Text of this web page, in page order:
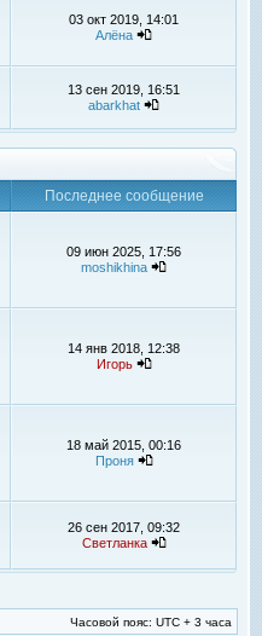
03 окт 2019, 14:01
Алёна
13 сен 2019, 16:51
abarkhat
Последнее сообщение
09 июн 2025, 17:56
moshikhina
14 янв 2018, 12:38
Игорь
18 май 2015, 00:16
Проня
26 сен 2017, 09:32
Светланка
Часовой пояс: UTC + 3 часа